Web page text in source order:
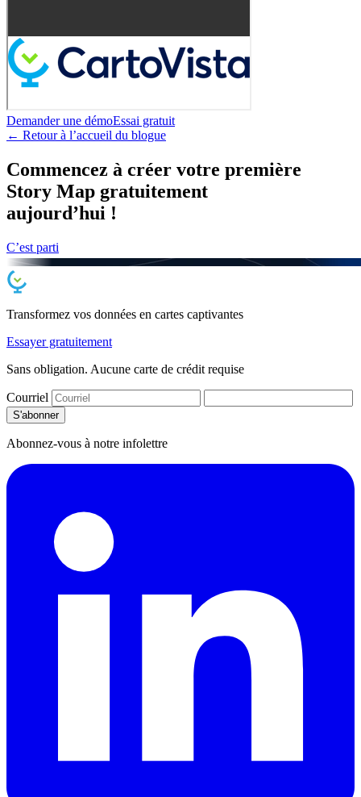
Demander une démoEssai gratuit
← Retour à l’accueil du blogue
Commencez à créer votre première
Story Map gratuitement
aujourd’hui !
C’est parti
Transformez vos données en cartes captivantes
Essayer gratuitement
Sans obligation. Aucune carte de crédit requise
Courriel
S'abonner
Abonnez-vous à notre infolettre